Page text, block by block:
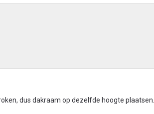
dus dakraam op dezelfde hoogte plaatsen.